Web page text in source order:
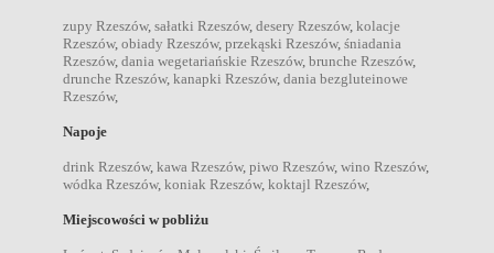
zupy Rzeszów, sałatki Rzeszów, desery Rzeszów, kolacje
Rzeszów, obiady Rzeszów, przekąski Rzeszów, śniadania
Rzeszów, dania wegetariańskie Rzeszów, brunche Rzeszów,
drunche Rzeszów, kanapki Rzeszów, dania bezgluteinowe
Rzeszów,
Napoje
drink Rzeszów, kawa Rzeszów, piwo Rzeszów, wino Rzeszów,
wódka Rzeszów, koniak Rzeszów, koktajl Rzeszów,
Miejscowości w pobliżu